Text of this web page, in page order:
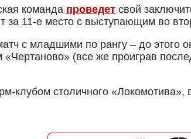
команда проведет свой
за 11-е место с выступающим во
с младшими по рангу – до этого
«Чертаново» (все же проиграв
клубом столичного